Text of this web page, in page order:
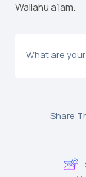
Wallahu a’lam.
What are
Share